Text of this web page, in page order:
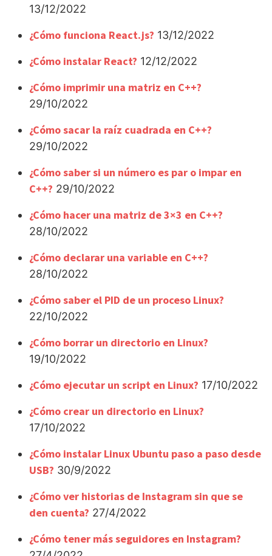
13/12/2022
¿Cómo funciona React.js? 13/12/2022
¿Cómo instalar React? 12/12/2022
¿Cómo imprimir una matriz en C++?
29/10/2022
¿Cómo sacar la raíz cuadrada en C++?
29/10/2022
¿Cómo saber si un número es par o impar en
C++? 29/10/2022
¿Cómo hacer una matriz de 3×3 en C++?
28/10/2022
¿Cómo declarar una variable en C++?
28/10/2022
¿Cómo saber el PID de un proceso Linux?
22/10/2022
¿Cómo borrar un directorio en Linux?
19/10/2022
¿Cómo ejecutar un script en Linux? 17/10/2022
¿Cómo crear un directorio en Linux?
17/10/2022
¿Cómo instalar Linux Ubuntu paso a paso desde
USB? 30/9/2022
¿Cómo ver historias de Instagram sin que se
den cuenta? 27/4/2022
¿Cómo tener más seguidores en Instagram?